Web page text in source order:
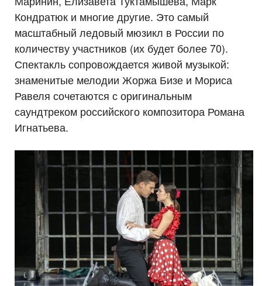
Кондратюк и многие другие. Это самый
масштабный ледовый мюзикл в России по
количеству участников (их будет более 70).
Спектакль сопровождается живой музыкой:
знаменитые мелодии Жоржа Бизе и Мориса
Равеля сочетаются с оригинальным
саундтреком российского композитора Романа
Игнатьева.